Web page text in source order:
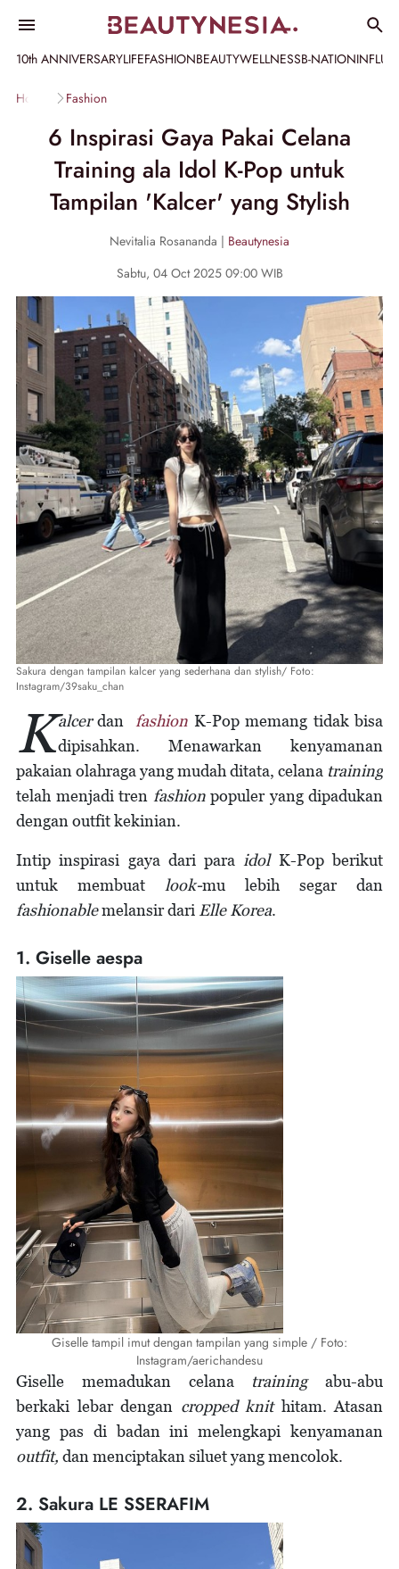
10th ANNIVERSARYLIFEFASHIONBEAUTYWELLNESSB-NATION
Home Fashion
6 Inspirasi Gaya Pakai Celana
Training ala Idol K-Pop untuk
Tampilan 'Kalcer' yang Stylish
Nevitalia Rosananda | Beautynesia
Sabtu, 04 Oct 2025 09:00 WIB
Sakura dengan tampilan kalcer yang sederhana dan stylish/ Foto:
Instagram/39saku_chan
Kalcerdan fashion K-Pop memang tidak bisa
dipisahkan. Menawarkan kenyamanan
pakaian olahraga yang mudah ditata, celana training
telah menjadi tren fashionpopuler yang dipadukan
dengan outfit kekinian.
Intip inspirasi gaya dari para idolK-Pop berikut
untuk membuat look-mu lebih segar dan
fashionablemelansir dari Elle Korea.
1. Giselle aespa
Giselle tampil imut dengan tampilan yang simple / Foto:
Instagram/aerichandesu
Giselle memadukan celana trainingabu-abu
berkaki lebar dengan cropped knithitam. Atasan
yang pas di badan ini melengkapi kenyamanan
outfit, dan menciptakan siluet yang mencolok.
2. Sakura LE SSERAFIM